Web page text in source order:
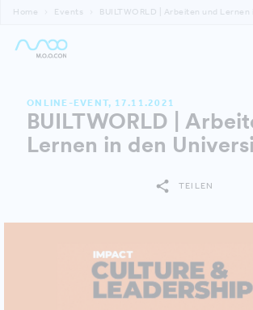
Home Events BUILTWORLD | Arbeiten und Lernen
ONLINE-EVENT, 17.11.2021
BUILTWORLD |
Lernen in den
TEILEN